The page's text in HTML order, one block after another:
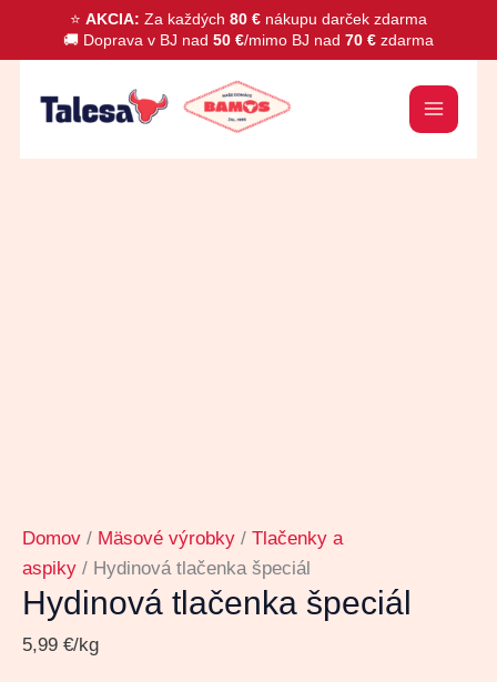
⭐ AKCIA: Za každých 80 € nákupu darček zdarma
🚚 Doprava v BJ nad 50 €/mimo BJ nad 70 € zdarma
Preskočiť
Domov / Mäsové výrobky / Tlačenky a
aspiky / Hydinová tlačenka špeciál
Hydinová tlačenka špeciál
5,99 €/kg
Hydinová
špeciál